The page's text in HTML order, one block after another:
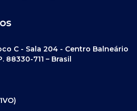
C - Sala 204 - Centro Balneário
88330-711 – Brasil